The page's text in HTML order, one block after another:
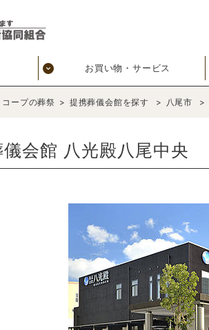
お買い物・サービス
コープの葬祭 > 提携葬儀会館を探す > 八尾市 >
会館 八光殿八尾中央